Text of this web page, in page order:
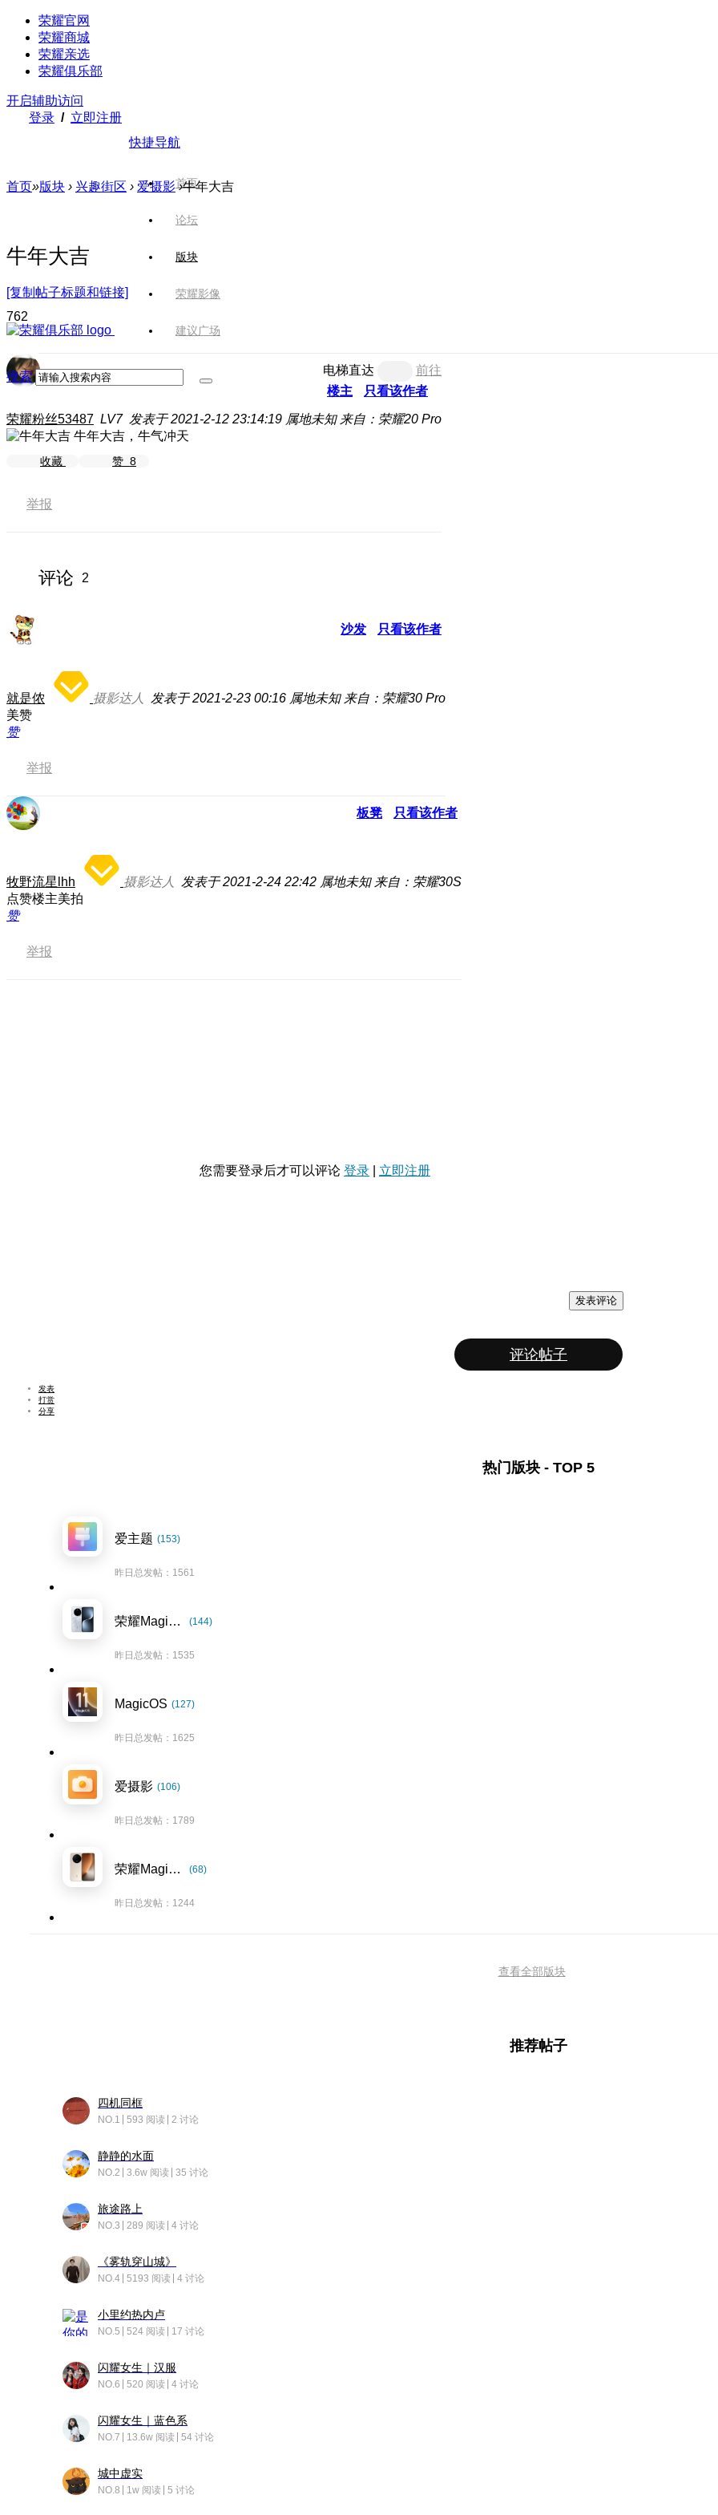
荣耀官网
荣耀商城
荣耀亲选
荣耀俱乐部
开启辅助访问
登录 / 立即注册
快捷导航
首页
论坛
版块
荣耀影像
建议广场
搜索
首页»版块 › 兴趣街区 › 爱摄影 ›牛年大吉
牛年大吉
[复制帖子标题和链接]
762
电梯直达
前往
楼主
只看该作者
荣耀粉丝53487 LV7 发表于 2021-2-12 23:14:19 属地未知 来自：荣耀20 Pro
牛年大吉，牛气冲天
收藏 赞 8
举报
评论 2
沙发 只看该作者
就是侬 摄影达人 发表于 2021-2-23 00:16 属地未知 来自：荣耀30 Pro
美赞
赞
举报
板凳 只看该作者
牧野流星lhh 摄影达人 发表于 2021-2-24 22:42 属地未知 来自：荣耀30S
点赞楼主美拍
赞
举报
您需要登录后才可以评论 登录 立即注册
发表评论
评论帖子
发表
打赏
分享
热门版块 - TOP 5
爱主题 (153)
昨日总发帖：1561
荣耀Magic7系列 (144)
昨日总发帖：1535
MagicOS (127)
昨日总发帖：1625
爱摄影 (106)
昨日总发帖：1789
荣耀Magic8系列 (68)
昨日总发帖：1244
查看全部版块
推荐帖子
四机同框
NO.1 593 阅读 2 讨论
静静的水面
NO.2 3.6w 阅读 35 讨论
旅途路上
NO.3 289 阅读 4 讨论
《雾轨穿山城》
NO.4 5193 阅读 4 讨论
小里约热内卢
NO.5 524 阅读 17 讨论
闪耀女生｜汉服
NO.6 520 阅读 4 讨论
闪耀女生｜蓝色系
NO.7 13.6w 阅读 54 讨论
城中虚实
NO.8 1w 阅读 5 讨论